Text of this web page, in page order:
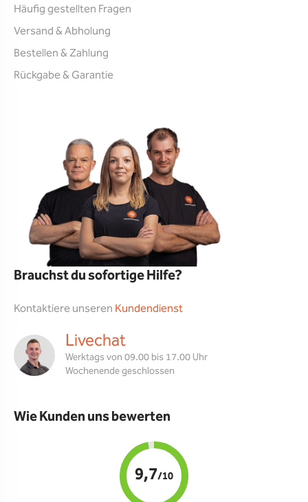
Häufig gestellten Fragen
Versand & Abholung
Bestellen & Zahlung
Rückgabe & Garantie
Brauchst du sofortige Hilfe?
Kontaktiere unseren Kundendienst
Livechat
Werktags von 09.00 bis 17.00 Uhr
Wochenende geschlossen
Wie Kunden uns bewerten
9,7/10